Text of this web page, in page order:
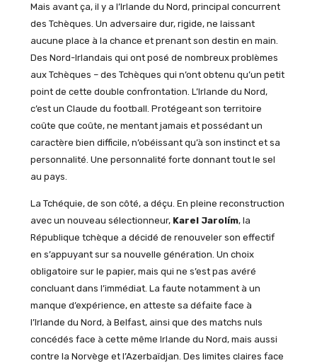
Mais avant ça, il y a l’Irlande du Nord, principal concurrent
des Tchèques. Un adversaire dur, rigide, ne laissant
aucune place à la chance et prenant son destin en main.
Des Nord-Irlandais qui ont posé de nombreux problèmes
aux Tchèques – des Tchèques qui n’ont obtenu qu’un petit
point de cette double confrontation. L’Irlande du Nord,
c’est un Claude du football. Protégeant son territoire
coûte que coûte, ne mentant jamais et possédant un
caractère bien difficile, n’obéissant qu’à son instinct et sa
personnalité. Une personnalité forte donnant tout le sel
au pays.
La Tchéquie, de son côté, a déçu. En pleine reconstruction
avec un nouveau sélectionneur, Karel Jarolím, la
République tchèque a décidé de renouveler son effectif
en s’appuyant sur sa nouvelle génération. Un choix
obligatoire sur le papier, mais qui ne s’est pas avéré
concluant dans l’immédiat. La faute notamment à un
manque d’expérience, en atteste sa défaite face à
l’Irlande du Nord, à Belfast, ainsi que des matchs nuls
concédés face à cette même Irlande du Nord, mais aussi
contre la Norvège et l’Azerbaïdjan. Des limites claires face